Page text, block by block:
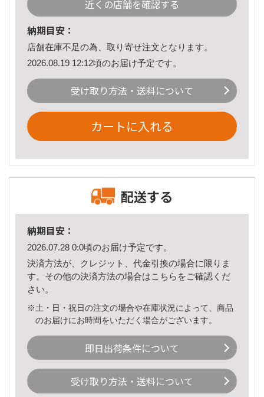
近くの店舗を確認する
納期目安：
店舗在庫不足の為、取り寄せ注文となります。
2026.08.19 12:12頃のお届け予定です。
受け取り方法・送料について
カートに入れる
配送する
納期目安：
2026.07.28 0:0頃のお届け予定です。
決済方法が、クレジット、代金引換の場合に限りま
す。その他の決済方法の場合はこちら をご確認くだ
さい。
※土・日・祝日の注文の場合や在庫状況によって、商品
のお届けにお時間をいただく場合がございます。
即日出荷条件について
受け取り方法・送料について